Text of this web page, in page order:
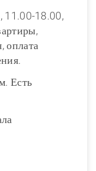
11.00-18.00,
оплата
Есть